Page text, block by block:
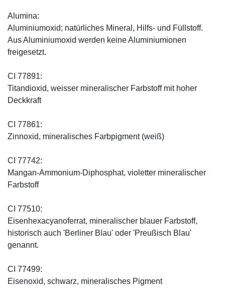
Alumina:
Aluminiumoxid; natürliches Mineral, Hilfs- und Füllstoff.
Aus Aluminiumoxid werden keine Aluminiumionen
freigesetzt.
CI 77891:
Titandioxid, weisser mineralischer Farbstoff mit hoher
Deckkraft
CI 77861:
Zinnoxid, mineralisches Farbpigment (weiß)
CI 77742:
Mangan-Ammonium-Diphosphat, violetter mineralischer
Farbstoff
CI 77510:
Eisenhexacyanoferrat, mineralischer blauer Farbstoff,
historisch auch 'Berliner Blau' oder 'Preußisch Blau'
genannt.
CI 77499:
Eisenoxid, schwarz, mineralisches Pigment